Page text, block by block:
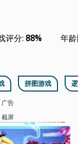
评分:88% 年
拼图游戏
广告
截屏